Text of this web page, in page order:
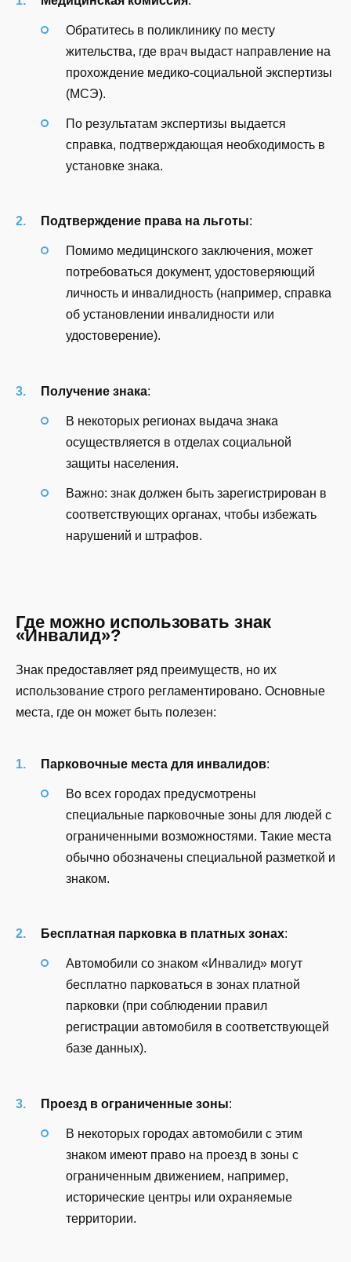
Обратитесь в поликлинику по месту
жительства, где врач выдаст направление на
прохождение медико-социальной экспертизы
(МСЭ).
По результатам экспертизы выдается
справка, подтверждающая необходимость в
установке знака.
Подтверждение права на льготы:
Помимо медицинского заключения, может
потребоваться документ, удостоверяющий
личность и инвалидность (например, справка
об установлении инвалидности или
удостоверение).
Получение знака:
В некоторых регионах выдача знака
осуществляется в отделах социальной
защиты населения.
Важно: знак должен быть зарегистрирован в
соответствующих органах, чтобы избежать
нарушений и штрафов.
Где можно использовать знак
«Инвалид»?
Знак предоставляет ряд преимуществ, но их
использование строго регламентировано. Основные
места, где он может быть полезен:
Парковочные места для инвалидов:
Во всех городах предусмотрены
специальные парковочные зоны для людей с
ограниченными возможностями. Такие места
обычно обозначены специальной разметкой и
знаком.
Бесплатная парковка в платных зонах:
Автомобили со знаком «Инвалид» могут
бесплатно парковаться в зонах платной
парковки (при соблюдении правил
регистрации автомобиля в соответствующей
базе данных).
Проезд в ограниченные зоны:
В некоторых городах автомобили с этим
знаком имеют право на проезд в зоны с
ограниченным движением, например,
исторические центры или охраняемые
территории.